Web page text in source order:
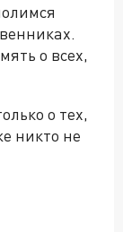
о всех,
о тех,
никто не